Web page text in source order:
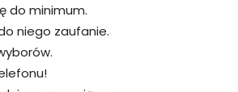
do minimum.
niego zaufanie.